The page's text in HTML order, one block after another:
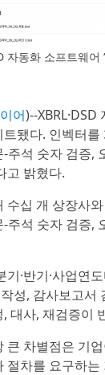
자동화 소프트웨
어)--
됐다. 인벡터를
주석 숫자 검증,
고 밝혔다.
수십 개 상장사
주석 숫자 검증,
기·반기·사업연
성, 감사보고서
대사, 재검증이
큰 차별점은 기
절차를 요구하